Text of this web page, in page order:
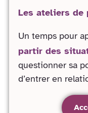
Les ateliers de
Un temps pour
partir des
questionner sa
d’entrer en